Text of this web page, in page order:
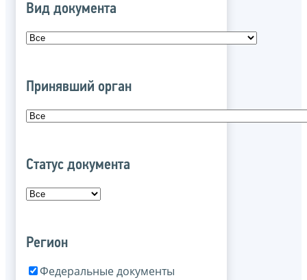
Вид документа
Принявший орган
Статус документа
Регион
Федеральные документы